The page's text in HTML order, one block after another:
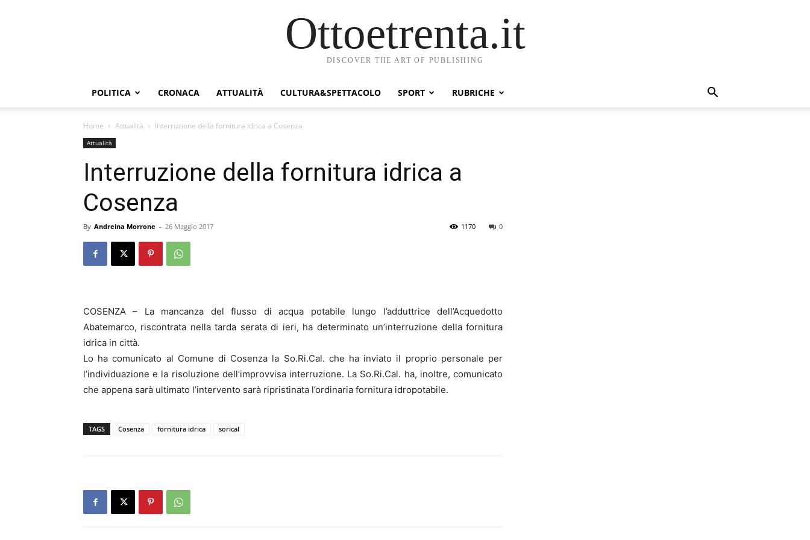
Ottoetrenta.it
DISCOVER THE ART OF PUBLISHING
POLITICA CRONACA ATTUALITÀ CULTURA&SPETTACOLO SPORT RUBRICHE
Home Attualità Interruzione della fornitura idrica a Cosenza
Attualità
Interruzione della fornitura idrica a
Cosenza
By Andreina Morrone - 26 Maggio 2017 0
1170
COSENZA – La mancanza del flusso di acqua potabile lungo l’adduttrice dell’Acquedotto
Abatemarco, riscontrata nella tarda serata di ieri, ha determinato un’interruzione della fornitura
idrica in città.
Lo ha comunicato al Comune di Cosenza la So.Ri.Cal. che ha inviato il proprio personale per
l’individuazione e la risoluzione dell’improvvisa interruzione. La So.Ri.Cal. ha, inoltre, comunicato
che appena sarà ultimato l’intervento sarà ripristinata l’ordinaria fornitura idropotabile.
TAGS Cosenza fornitura idrica sorical